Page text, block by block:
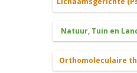
Natuur, Tuin en
Orthomoleculaire